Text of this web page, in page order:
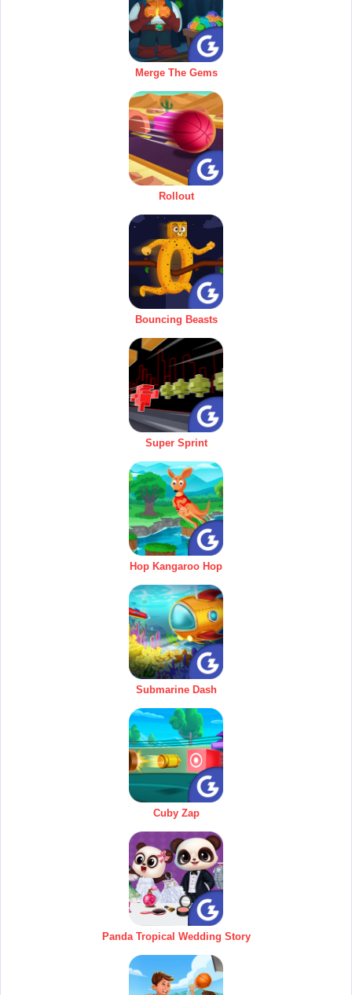
Merge The Gems
Rollout
Bouncing Beasts
Super Sprint
Hop Kangaroo Hop
Submarine Dash
Cuby Zap
Panda Tropical Wedding Story